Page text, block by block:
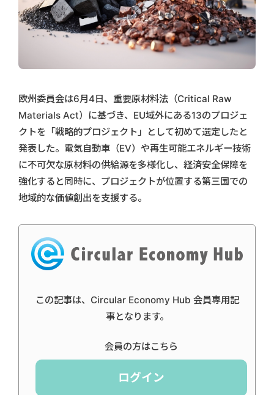
欧州委員会は6月4日、重要原材料法（Critical Raw
Materials Act）に基づき、EU域外にある13のプロジェ
クトを「戦略的プロジェクト」として初めて選定したと
発表した。電気自動車（EV）や再生可能エネルギー技術
に不可欠な原材料の供給源を多様化し、経済安全保障を
強化すると同時に、プロジェクトが位置する第三国での
地域的な価値創出を支援する。
この記事は、Circular Economy Hub 会員専用記
事となります。
会員の方はこちら
ログイン